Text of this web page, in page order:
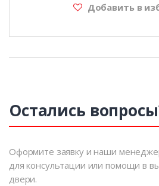
Добавить в
Остались
Оформите заявку и наши
для консультации или помощи в
двери.